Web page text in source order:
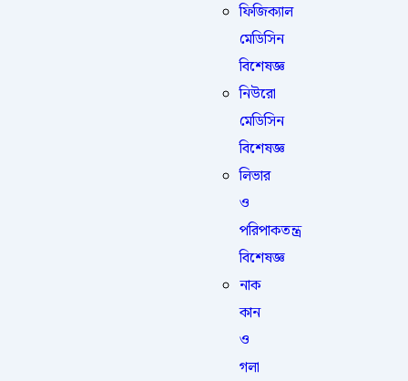
ফিজিক্যাল
মেডিসিন
বিশেষজ্ঞ
নিউরো
মেডিসিন
বিশেষজ্ঞ
লিভার
ও
পরিপাকতন্ত্র
বিশেষজ্ঞ
নাক
কান
ও
গলা